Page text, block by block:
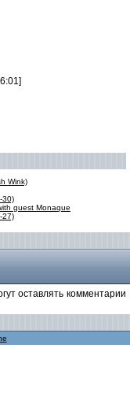
Wink)
30)
guest Monaque
27)
оставлять комментарии